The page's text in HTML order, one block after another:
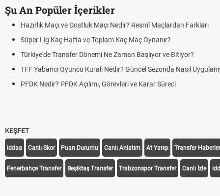
Şu An Popüler İçerikler
Hazırlık Maçı ve Dostluk Maçı Nedir? Resmî Maçlardan Farkları
Süper Lig Kaç Hafta ve Toplam Kaç Maç Oynanır?
Türkiye'de Transfer Dönemi Ne Zaman Başlıyor ve Bitiyor?
TFF Yabancı Oyuncu Kuralı Nedir? Güncel Sezonda Nasıl
PFDK Nedir? PFDK Açılımı, Görevleri ve Karar Süreci
KEŞFET
iddaa Canlı Skor Puan Durumu Canlı Anlatım At Yarışı Transfer
Fenerbahçe Transfer Beşiktaş Transfer Trabzonspor Transfer Canlı İzle